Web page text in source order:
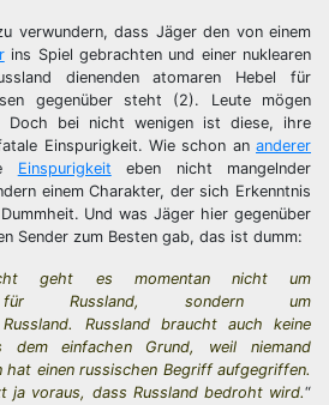
verwundern, dass Jäger den von einem
ins Spiel gebrachten und einer nuklearen
dienenden atomaren Hebel für
gegenüber steht (2). Leute mögen
Doch bei nicht wenigen ist diese, ihre
Einspurigkeit. Wie schon an anderer
Einspurigkeit eben nicht mangelnder
einem Charakter, der sich Erkenntnis
Und was Jäger hier gegenüber
Sender zum Besten gab, das ist dumm:
geht es momentan nicht um
für Russland, sondern um
Russland braucht auch keine
dem einfachen Grund, weil niemand
hat einen russischen Begriff aufgegriffen.
ja voraus, dass Russland bedroht wird.“